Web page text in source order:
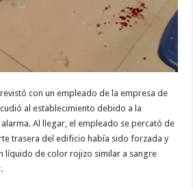
con un empleado de la empresa de
al establecimiento debido a la
Al llegar, el empleado se percató de
trasera del edificio había sido forzada y
líquido de color rojizo similar a sangre